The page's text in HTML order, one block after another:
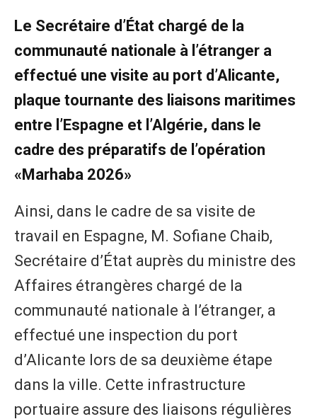
Le Secrétaire d’État chargé de la
communauté nationale à l’étranger a
effectué une visite au port d’Alicante,
plaque tournante des liaisons maritimes
entre l’Espagne et l’Algérie, dans le
cadre des préparatifs de l’opération
«Marhaba 2026»
Ainsi, dans le cadre de sa visite de
travail en Espagne, M. Sofiane Chaib,
Secrétaire d’État auprès du ministre des
Affaires étrangères chargé de la
communauté nationale à l’étranger, a
effectué une inspection du port
d’Alicante lors de sa deuxième étape
dans la ville. Cette infrastructure
portuaire assure des liaisons régulières